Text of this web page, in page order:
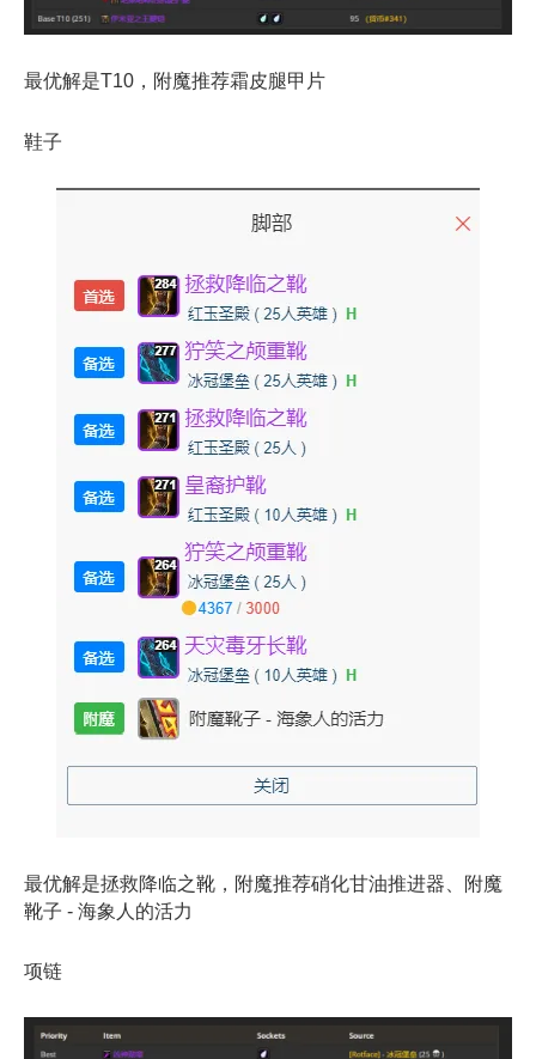
最优解是T10，附魔推荐霜皮腿甲片
鞋子
最优解是拯救降临之靴，附魔推荐硝化甘油推进器、附魔
靴子 - 海象人的活力
项链